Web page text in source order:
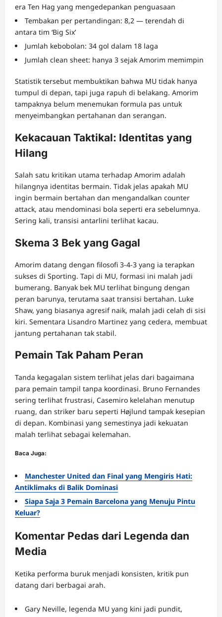
era Ten Hag yang mengedepankan penguasaan
Tembakan per pertandingan: 8,2 — terendah di
antara tim ‘Big Six’
Jumlah kebobolan: 34 gol dalam 18 laga
Jumlah clean sheet: hanya 3 sejak Amorim memimpin
Statistik tersebut membuktikan bahwa MU tidak hanya
tumpul di depan, tapi juga rapuh di belakang. Amorim
tampaknya belum menemukan formula pas untuk
menyeimbangkan pertahanan dan serangan.
Kekacauan Taktikal: Identitas yang
Hilang
Salah satu kritikan utama terhadap Amorim adalah
hilangnya identitas bermain. Tidak jelas apakah MU
ingin bermain bertahan dan mengandalkan counter
attack, atau mendominasi bola seperti era sebelumnya.
Sering kali, transisi antarlini terlihat kacau.
Skema 3 Bek yang Gagal
Amorim datang dengan filosofi 3-4-3 yang ia terapkan
sukses di Sporting. Tapi di MU, formasi ini malah jadi
bumerang. Banyak bek MU terlihat bingung dengan
peran barunya, terutama saat transisi bertahan. Luke
Shaw, yang biasanya agresif naik, malah jadi celah di sisi
kiri. Sementara Lisandro Martinez yang cedera, membuat
jantung pertahanan tak stabil.
Pemain Tak Paham Peran
Tanda kegagalan sistem terlihat jelas dari bagaimana
para pemain tampil tanpa koordinasi. Bruno Fernandes
sering terlihat frustrasi, Casemiro kelelahan menutup
ruang, dan striker baru seperti Højlund tampak kesepian
di depan. Kombinasi yang semestinya jadi kekuatan
malah terlihat sebagai kelemahan.
Baca Juga:
Manchester United dan Final yang Mengiris Hati:
Antiklimaks di Balik Dominasi
Siapa Saja 3 Pemain Barcelona yang Menuju Pintu
Keluar?
Komentar Pedas dari Legenda dan
Media
Ketika performa buruk menjadi konsisten, kritik pun
datang dari berbagai arah.
Gary Neville, legenda MU yang kini jadi pundit,